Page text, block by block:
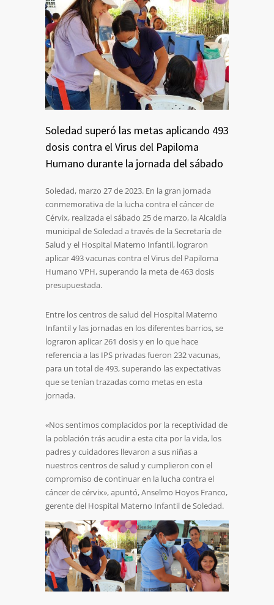
Soledad superó las metas aplicando 493
dosis contra el Virus del Papiloma
Humano durante la jornada del sábado
Soledad, marzo 27 de 2023. En la gran jornada
conmemorativa de la lucha contra el cáncer de
Cérvix, realizada el sábado 25 de marzo, la Alcaldía
municipal de Soledad a través de la Secretaría de
Salud y el Hospital Materno Infantil, lograron
aplicar 493 vacunas contra el Virus del Papiloma
Humano VPH, superando la meta de 463 dosis
presupuestada.
Entre los centros de salud del Hospital Materno
Infantil y las jornadas en los diferentes barrios, se
lograron aplicar 261 dosis y en lo que hace
referencia a las IPS privadas fueron 232 vacunas,
para un total de 493, superando las expectativas
que se tenían trazadas como metas en esta
jornada.
«Nos sentimos complacidos por la receptividad de
la población trás acudir a esta cita por la vida, los
padres y cuidadores llevaron a sus niñas a
nuestros centros de salud y cumplieron con el
compromiso de continuar en la lucha contra el
cáncer de cérvix», apuntó, Anselmo Hoyos Franco,
gerente del Hospital Materno Infantil de Soledad.